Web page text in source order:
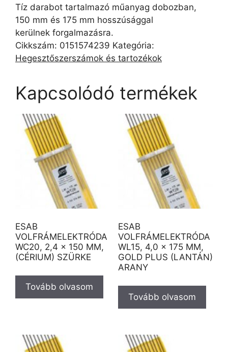
Tíz darabot tartalmazó műanyag dobozban,
150 mm és 175 mm hosszúsággal
kerülnek forgalmazásra.
Cikkszám: 0151574239 Kategória:
Hegesztőszerszámok és tartozékok
Kapcsolódó termékek
ESAB
VOLFRÁMELEKTRÓDA
WC20, 2,4 × 150 MM,
(CÉRIUM) SZÜRKE
Tovább olvasom
ESAB
VOLFRÁMELEKTRÓDA
WL15, 4,0 × 175 MM,
GOLD PLUS (LANTÁN)
ARANY
Tovább olvasom